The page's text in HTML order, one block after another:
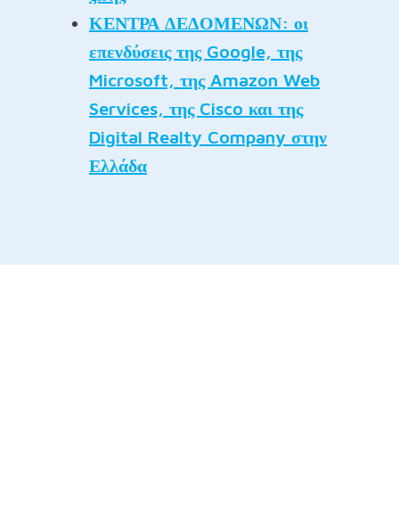
ΚΕΝΤΡΑ ΔΕΔΟΜΕΝΩΝ: οι
επενδύσεις της Google, της
Microsoft, της Amazon Web
Services, της Cisco και της
Digital Realty Company στην
Ελλάδα